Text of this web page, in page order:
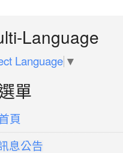
Language
Language ▼
單
頁
息公告